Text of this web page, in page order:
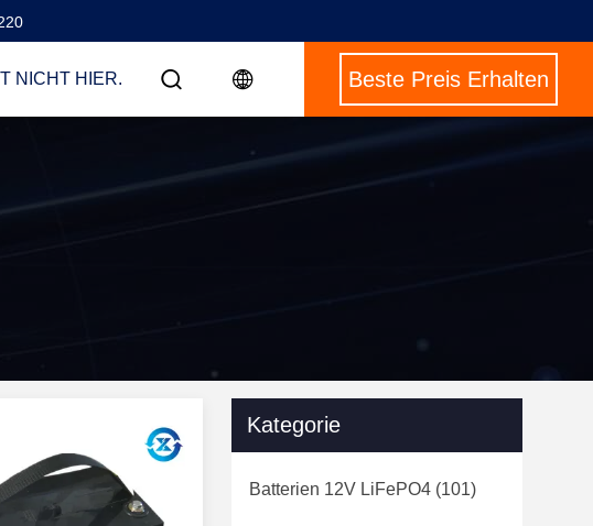
NICHT HIER. Beste Preis Erhalten
Kategorie
Batterien 12V LiFePO4 (101)